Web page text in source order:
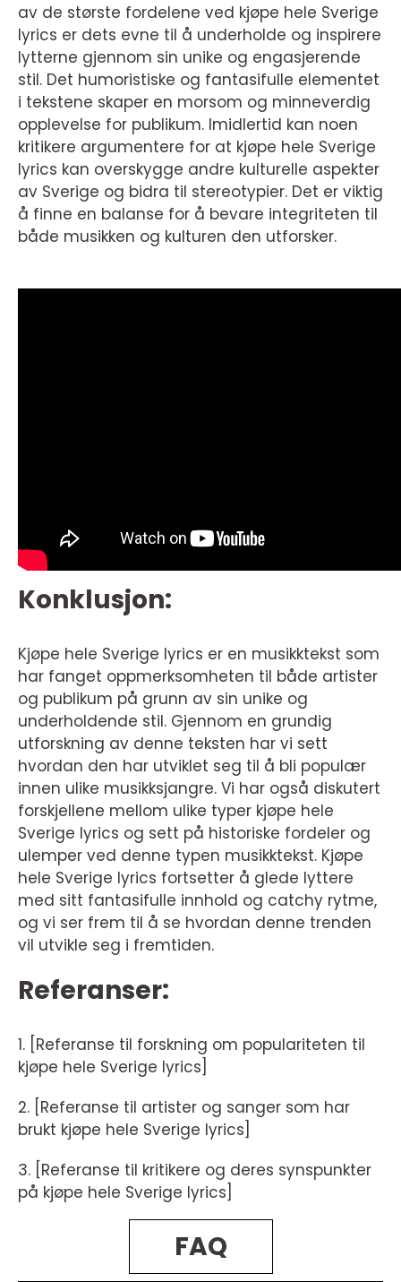
av de største fordelene ved kjøpe hele Sverige
lyrics er dets evne til å underholde og inspirere
lytterne gjennom sin unike og engasjerende
stil. Det humoristiske og fantasifulle elementet
i tekstene skaper en morsom og minneverdig
opplevelse for publikum. Imidlertid kan noen
kritikere argumentere for at kjøpe hele Sverige
lyrics kan overskygge andre kulturelle aspekter
av Sverige og bidra til stereotypier. Det er viktig
å finne en balanse for å bevare integriteten til
både musikken og kulturen den utforsker.
Konklusjon:
Kjøpe hele Sverige lyrics er en musikktekst som
har fanget oppmerksomheten til både artister
og publikum på grunn av sin unike og
underholdende stil. Gjennom en grundig
utforskning av denne teksten har vi sett
hvordan den har utviklet seg til å bli populær
innen ulike musikksjangre. Vi har også diskutert
forskjellene mellom ulike typer kjøpe hele
Sverige lyrics og sett på historiske fordeler og
ulemper ved denne typen musikktekst. Kjøpe
hele Sverige lyrics fortsetter å glede lyttere
med sitt fantasifulle innhold og catchy rytme,
og vi ser frem til å se hvordan denne trenden
vil utvikle seg i fremtiden.
Referanser:
1. [Referanse til forskning om populariteten til
kjøpe hele Sverige lyrics]
2. [Referanse til artister og sanger som har
brukt kjøpe hele Sverige lyrics]
3. [Referanse til kritikere og deres synspunkter
på kjøpe hele Sverige lyrics]
FAQ